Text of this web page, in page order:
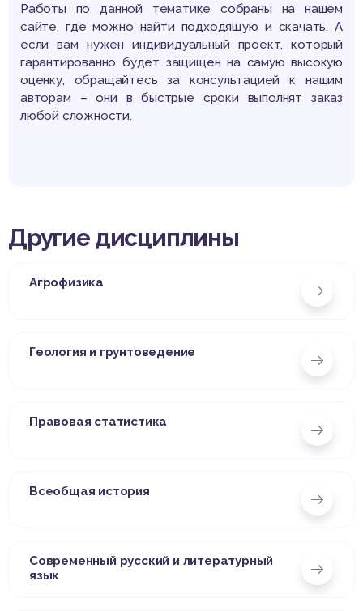
Работы по данной тематике собраны на нашем
сайте, где можно найти подходящую и скачать. А
если вам нужен индивидуальный проект, который
гарантированно будет защищен на самую высокую
оценку, обращайтесь за консультацией к нашим
авторам – они в быстрые сроки выполнят заказ
любой сложности.
Другие дисциплины
Агрофизика
Геология и грунтоведение
Правовая статистика
Всеобщая история
Современный русский и литературный
язык